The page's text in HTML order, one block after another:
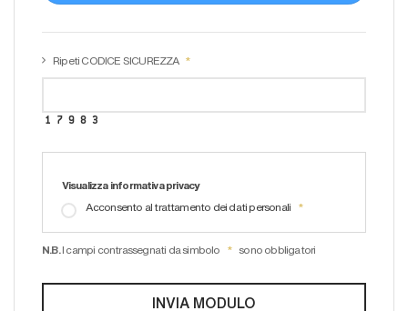
Ripeti CODICE SICUREZZA
Visualizza informativa privacy
Acconsento al trattamento dei dati personali
N.B. I campi contrassegnati da simbolo sono obbligatori